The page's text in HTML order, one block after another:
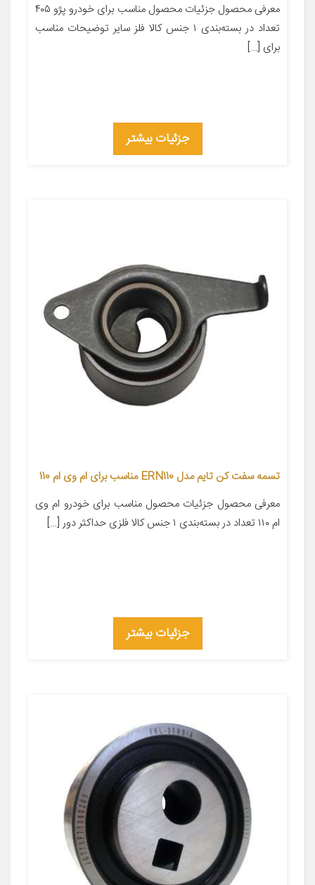
معرفی محصول جزئیات محصول مناسب برای خودرو پژو ۴۰۵
تعداد در بسته‌بندی ۱ جنس کالا فلز سایر توضیحات مناسب
برای […]
جزئیات بیشتر
تسمه سفت کن تایم مدل ERN110 مناسب برای ام وی ام 110
معرفی محصول جزئیات محصول مناسب برای خودرو ام وی
ام ۱۱۰ تعداد در بسته‌بندی ۱ جنس کالا فلزی حداکثر دور […]
جزئیات بیشتر